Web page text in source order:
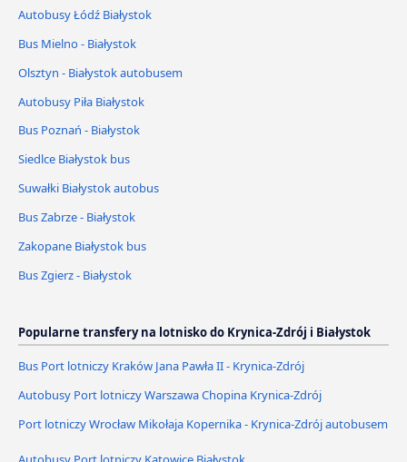
Autobusy Łódź Białystok
Bus Mielno - Białystok
Olsztyn - Białystok autobusem
Autobusy Piła Białystok
Bus Poznań - Białystok
Siedlce Białystok bus
Suwałki Białystok autobus
Bus Zabrze - Białystok
Zakopane Białystok bus
Bus Zgierz - Białystok
Popularne transfery na lotnisko do Krynica-Zdrój i Białystok
Bus Port lotniczy Kraków Jana Pawła II - Krynica-Zdrój
Autobusy Port lotniczy Warszawa Chopina Krynica-Zdrój
Port lotniczy Wrocław Mikołaja Kopernika - Krynica-Zdrój autobusem